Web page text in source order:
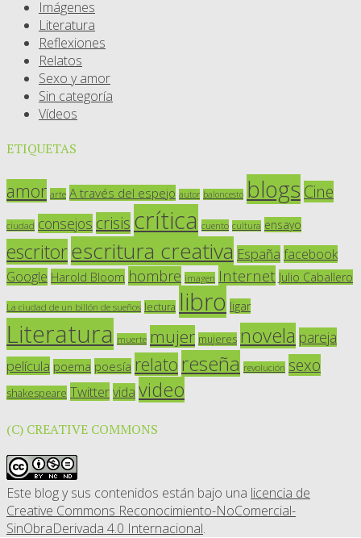
Imágenes
Literatura
Reflexiones
Relatos
Sexo y amor
Sin categoría
Vídeos
ETIQUETAS
amor arte A través del espejo autor baloncesto blogs Cine
ciudad consejos crisis crítica cuento cultura ensayo
escritorescritura creativa España facebook
Google Harold Bloom hombre imagen Internet Julio Caballero
La ciudad de un billón de sueños lectura libro ligar
Literatura muerte mujer mujeres novela pareja
película poema poesía relato reseña revolución sexo
shakespeare Twittervida video
(C) CREATIVE COMMONS
Este blog y sus contenidos están bajo una licencia de
Creative Commons Reconocimiento-NoComercial-
SinObraDerivada 4.0 Internacional.